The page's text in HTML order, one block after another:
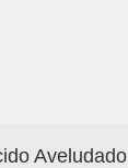
Aveludado